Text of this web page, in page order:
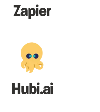
Zapier
Hubi.ai